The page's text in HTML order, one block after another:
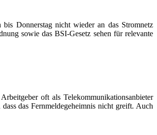
Donnerstag nicht wieder an das Stromnetz
sowie das BSI-Gesetz sehen für relevante
oft als Telekommunikationsanbieter
das Fernmeldegeheimnis nicht greift. Auch